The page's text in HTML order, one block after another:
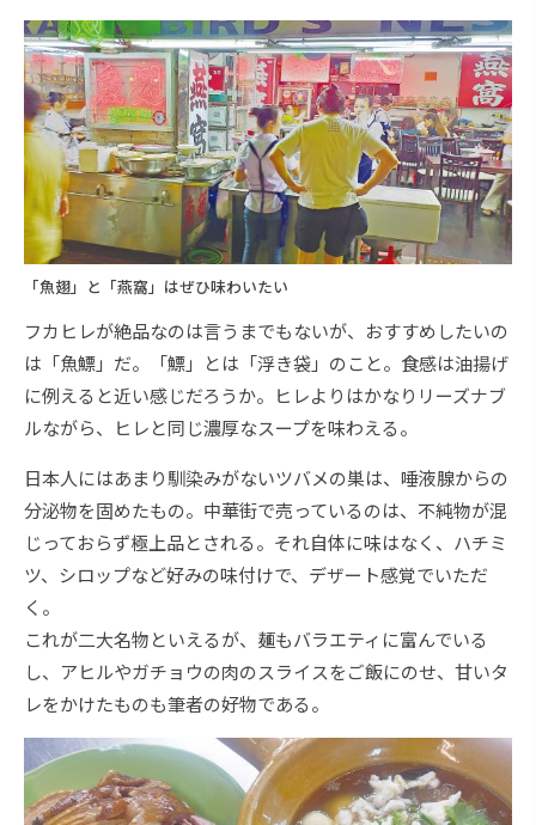
「魚翅」と「燕窩」はぜひ味わいたい
フカヒレが絶品なのは言うまでもないが、おすすめしたいの
は「魚鰾」だ。「鰾」とは「浮き袋」のこと。食感は油揚げ
に例えると近い感じだろうか。ヒレよりはかなりリーズナブ
ルながら、ヒレと同じ濃厚なスープを味わえる。
日本人にはあまり馴染みがないツバメの巣は、唾液腺からの
分泌物を固めたもの。中華街で売っているのは、不純物が混
じっておらず極上品とされる。それ自体に味はなく、ハチミ
ツ、シロップなど好みの味付けで、デザート感覚でいただ
く。
これが二大名物といえるが、麺もバラエティに富んでいる
し、アヒルやガチョウの肉のスライスをご飯にのせ、甘いタ
レをかけたものも筆者の好物である。